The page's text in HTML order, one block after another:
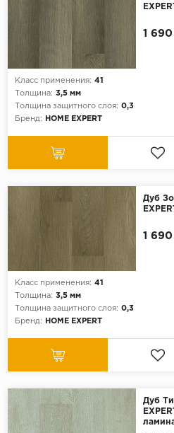
Класс применения: 41
Толщина: 3,5 мм
Толщина защитного слоя: 0,3
Бренд:
HOME EXPERT
1
Дуб
Класс применения: 41
Толщина: 3,5 мм
Толщина защитного слоя: 0,3
Бренд:
HOME EXPERT
1
Дуб